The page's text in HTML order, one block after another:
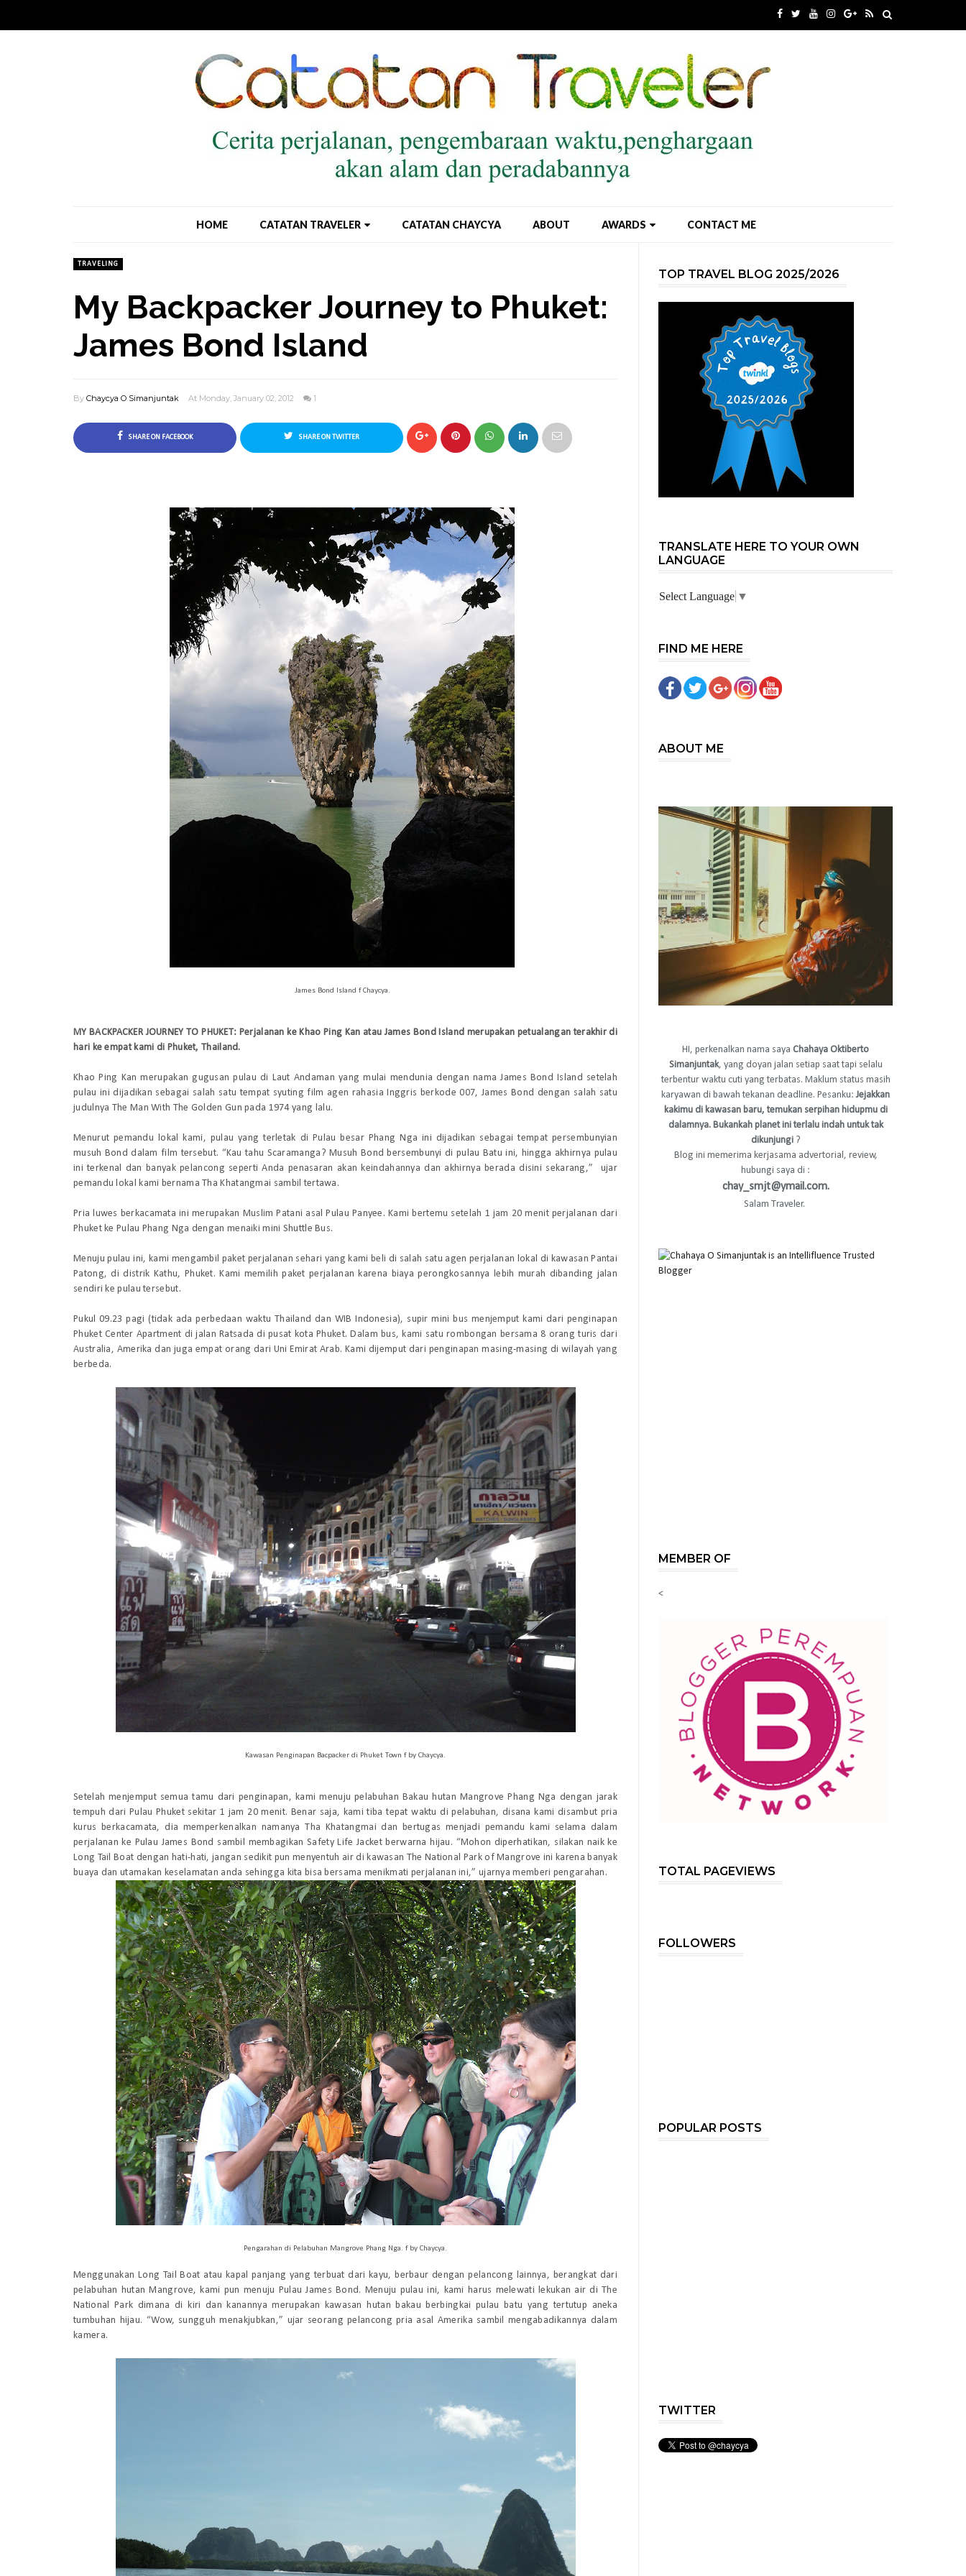
HOME CATATAN TRAVELER CATATAN CHAYCYA ABOUT AWARDS CONTACT ME
TRAVELING
My Backpacker Journey to Phuket:
James Bond Island
By Chaycya O Simanjuntak At Monday, January 02, 2012 1
SHARE ON FACEBOOK SHARE ON TWITTER
James Bond Island f Chaycya.
MY BACKPACKER JOURNEY TO PHUKET: Perjalanan ke Khao Ping Kan atau James Bond Island merupakan petualangan terakhir di
hari ke empat kami di Phuket, Thailand.
Khao Ping Kan merupakan gugusan pulau di Laut Andaman yang mulai mendunia dengan namaJames Bond Island setelah
pulau ini dijadikan sebagai salah satu tempat syuting film agen rahasia Inggris berkode007, James Bond dengan salah satu
judulnya The Man With The Golden Gun pada 1974 yang lalu.
Menurut pemandu lokal kami, pulau yang terletak di Pulau besar Phang Nga ini dijadikan sebagai tempat persembunyian
musuh Bond dalam film tersebut. “Kau tahu Scaramanga? Musuh Bond bersembunyi di pulau Batu ini, hingga akhirnya pulau
ini terkenal dan banyak pelancong seperti Anda penasaran akan keindahannya dan akhirnya berada disini sekarang,” ujar
pemandu lokal kami bernama Tha Khatangmai sambil tertawa.
Pria luwes berkacamata ini merupakan Muslim Patani asal Pulau Panyee. Kami bertemu setelah 1 jam 20 menit perjalanan dari
Phuket ke Pulau Phang Nga dengan menaiki mini Shuttle Bus.
Menuju pulau ini, kami mengambil paket perjalanan sehari yang kami beli di salah satu agen perjalanan lokal di kawasan Pantai
Patong, di distrik Kathu, Phuket. Kami memilih paket perjalanan karena biaya perongkosannya lebih murah dibanding jalan
sendiri ke pulau tersebut.
Pukul 09.23 pagi (tidak ada perbedaan waktu Thailand dan WIB Indonesia), supir mini bus menjemput kami dari penginapan
Phuket Center Apartment di jalan Ratsada di pusat kota Phuket. Dalam bus, kami satu rombongan bersama 8 orang turis dari
Australia, Amerika dan juga empat orang dari Uni Emirat Arab. Kami dijemput dari penginapan masing-masing di wilayah yang
berbeda.
Kawasan Penginapan Bacpacker di Phuket Town f by Chaycya.
Setelah menjemput semua tamu dari penginapan, kami menuju pelabuhan Bakau hutan Mangrove Phang Nga dengan jarak
tempuh dari Pulau Phuket sekitar 1 jam 20 menit. Benar saja, kami tiba tepat waktu di pelabuhan, disana kami disambut pria
kurus berkacamata, dia memperkenalkan namanya Tha Khatangmai dan bertugas menjadi pemandu kami selama dalam
perjalanan ke Pulau James Bond sambil membagikan Safety Life Jacket berwarna hijau. “Mohon diperhatikan, silakan naik ke
Long Tail Boat dengan hati-hati, jangan sedikit pun menyentuh air di kawasan The National Park of Mangrove ini karena banyak
buaya dan utamakan keselamatan anda sehingga kita bisa bersama menikmati perjalanan ini,” ujarnya memberi pengarahan.
Pengarahan di Pelabuhan Mangrove Phang Nga. f by Chaycya.
Menggunakan Long Tail Boat atau kapal panjang yang terbuat dari kayu, berbaur dengan pelancong lainnya, berangkat dari
pelabuhan hutan Mangrove, kami pun menuju Pulau James Bond. Menuju pulau ini, kami harus melewati lekukan air di The
National Park dimana di kiri dan kanannya merupakan kawasan hutan bakau berbingkai pulau batu yang tertutup aneka
tumbuhan hijau. “Wow, sungguh menakjubkan,” ujar seorang pelancong pria asal Amerika sambil mengabadikannya dalam
kamera.
TOP TRAVEL BLOG 2025/2026
TRANSLATE HERE TO YOUR OWN
LANGUAGE
Select Language ▼
FIND ME HERE
ABOUT ME
HI, perkenalkan nama saya Chahaya Oktiberto
Simanjuntak, yang doyan jalan setiap saat tapi selalu
terbentur waktu cuti yang terbatas. Maklum status masih
karyawan di bawah tekanan deadline. Pesanku:Jejakkan
kakimu di kawasan baru, temukan serpihan hidupmu di
dalamnya. Bukankah planet ini terlalu indah untuk tak
dikunjungi?
Blog ini memerima kerjasama advertorial, review,
hubungi saya di :
chay_smjt@ymail.com.
Salam Traveler.
MEMBER OF
<
TOTAL PAGEVIEWS
FOLLOWERS
POPULAR POSTS
TWITTER